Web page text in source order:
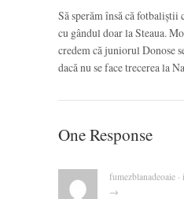
Să sperăm însă că fotbaliștii
cu gândul doar la Steaua.
credem că juniorul Donose
dacă nu se face trecerea la
One Response
fumezblanadeoaie
→